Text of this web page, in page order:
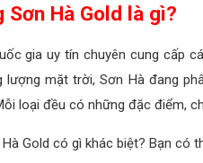
Sơn Hà Gold là gì?
gia uy tín chuyên cung cấp
lượng mặt trời, Sơn Hà đang
loại đều có những đặc điểm,
Gold có gì khác biệt? Bạn có